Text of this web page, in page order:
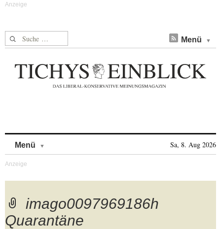
Suche nach: Menü
Menü Sa, 8. Aug 2026
imago0097969186h
Quarantäne